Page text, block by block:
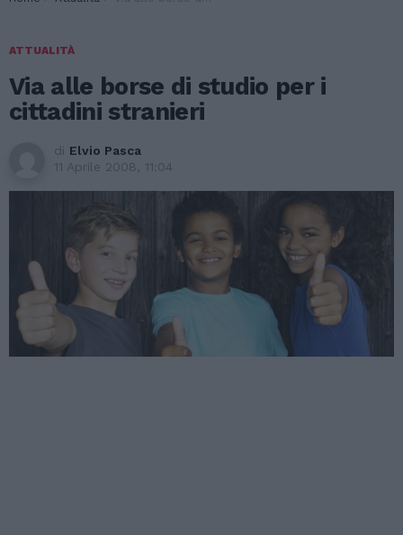
ATTUALITÀ
Via alle borse di studio per i
cittadini stranieri
di Elvio Pasca
11 Aprile 2008, 11:04